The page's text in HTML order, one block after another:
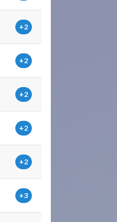
+2
+2
+2
+2
+2
+3